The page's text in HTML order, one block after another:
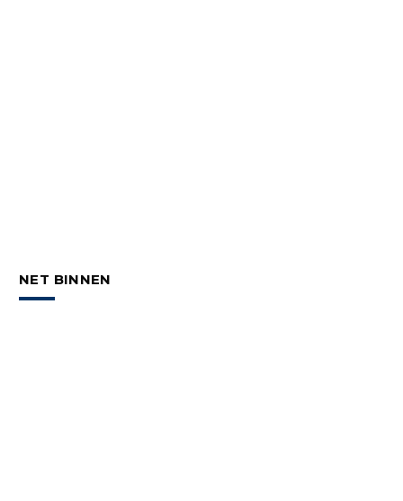
NET BINNEN